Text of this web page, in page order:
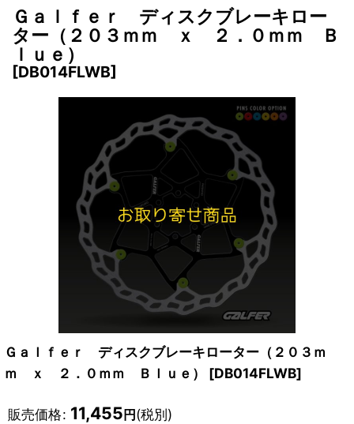
Ｇａｌｆｅｒ ディスクブレーキロー
ター（２０３ｍｍ ｘ ２．０ｍｍ Ｂ
ｌｕｅ）
[DB014FLWB]
Ｇａｌｆｅｒ ディスクブレーキローター（２０３ｍ
ｍ ｘ ２．０ｍｍ Ｂｌｕｅ）
[DB014FLWB]
販売価格: 11,455 円 (税別)